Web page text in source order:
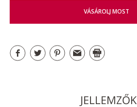
VÁSÁROLJ MOST
JELLEMZŐK